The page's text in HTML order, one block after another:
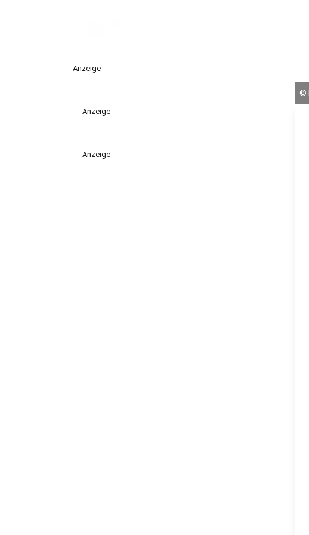
Anzeige
Anzeige
Anzeige
©